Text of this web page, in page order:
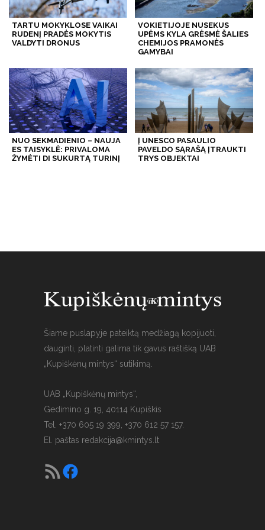
TARTU MOKYKLOSE VAIKAI
RUDENĮ PRADĖS MOKYTIS
VALDYTI DRONUS
VOKIETIJOJE NUSEKUS
UPĖMS KYLA GRĖSMĖ ŠALIES
CHEMIJOS PRAMONĖS
GAMYBAI
NUO SEKMADIENIO – NAUJA
ES TAISYKLĖ: PRIVALOMA
ŽYMĖTI DI SUKURTĄ TURINĮ
Į UNESCO PASAULIO
PAVELDO SĄRAŠĄ ĮTRAUKTI
TRYS OBJEKTAI
Šiame puslapyje pateiktą medžiagą kopijuoti,
dauginti, platinti galima tik gavus raštišką UAB
„Kupiškėnų mintys“ sutikimą.
UAB „Kupiškėnų mintys“,
Gedimino g. 19, 40114 Kupiškis
Tel. +370 605 19 399, +370 612 57 157.
El. paštas redakcija@kmintys.lt